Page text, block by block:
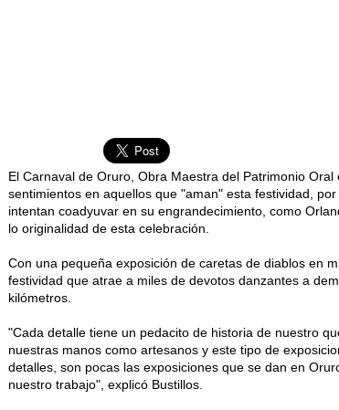
El Carnaval de Oruro, Obra Maestra del Patrimonio
sentimientos en aquellos que "aman" esta festividad,
intentan coadyuvar en su engrandecimiento, como
lo originalidad de esta celebración.
Con una pequeña exposición de caretas de diablos en
festividad que atrae a miles de devotos danzantes a
kilómetros.
"Cada detalle tiene un pedacito de historia de nuestro
nuestras manos como artesanos y este tipo de
detalles, son pocas las exposiciones que se dan en
nuestro trabajo", explicó Bustillos.